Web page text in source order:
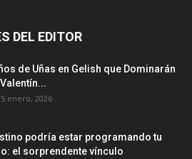
DEL EDITOR
de Uñas en Gelish que Dominarán
enero, 2026
podría estar programando tu
el sorprendente vínculo